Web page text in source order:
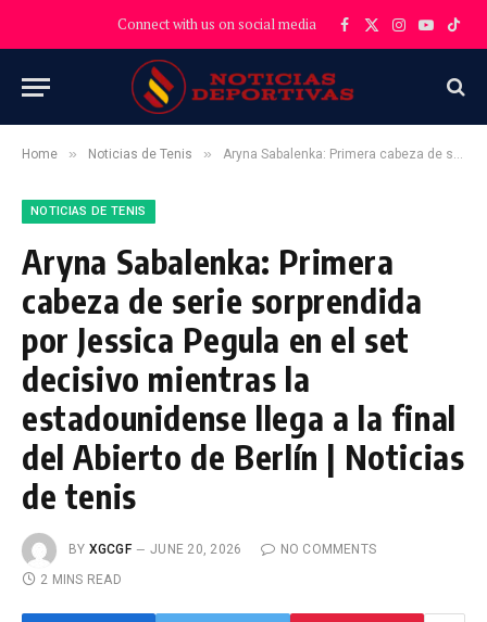
Connect with us on social media Facebook
X
Instagram
YouTube
Home » Noticias de Tenis » Aryna Sabalenka: Primera cabeza de serie sorprendida por Jessica Pegula en el set decisivo mientras la estadounidense llega a la final del Abierto de Berlín | Noticias de tenis
NOTICIAS DE TENIS
Aryna Sabalenka: Primera
cabeza de serie sorprendida
por Jessica Pegula en el set
decisivo mientras la
estadounidense llega a la final
del Abierto de Berlín | Noticias
de tenis
BY XGCGF JUNE 20, 2026
NO COMMENTS
2 MINS READ